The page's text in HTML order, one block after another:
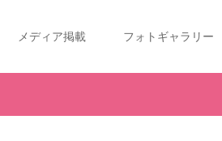
メディア掲載 フォトギャラリー